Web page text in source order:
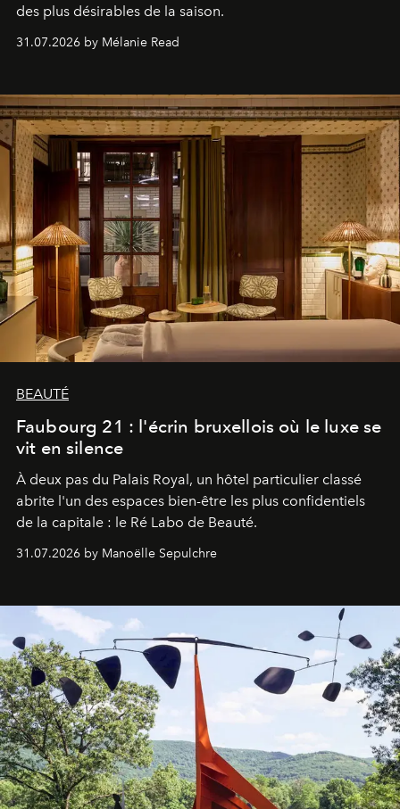
des plus désirables de la saison.
31.07.2026 by Mélanie Read
BEAUTÉ
Faubourg 21 : l'écrin bruxellois où le luxe se
vit en silence
À deux pas du Palais Royal, un hôtel particulier classé
abrite l'un des espaces bien-être les plus confidentiels
de la capitale : le Ré Labo de Beauté.
31.07.2026 by Manoëlle Sepulchre